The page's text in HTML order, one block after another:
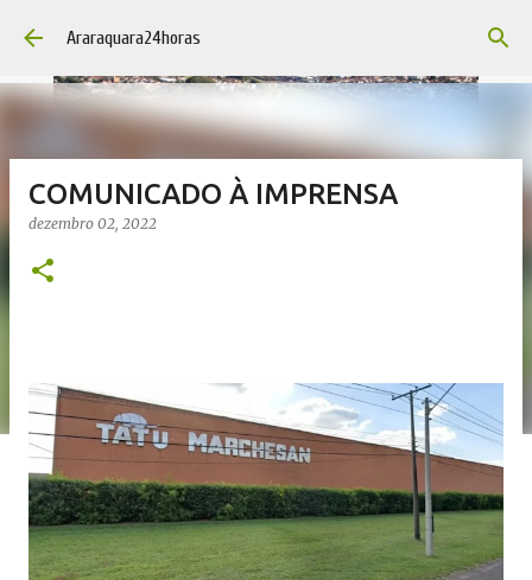
Pular para o conteúdo principal
Araraquara24horas
COMUNICADO À IMPRENSA
dezembro 02, 2022